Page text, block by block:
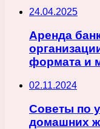
24.04.2025
Аренда
формата и
02.11.2024
Советы по
домашних